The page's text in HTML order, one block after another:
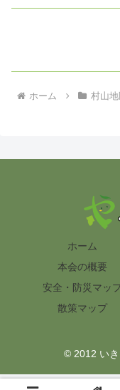
ホーム 村山地
ホーム
本会の概要
安全・防災マッ
散策マップ
© 2012 い